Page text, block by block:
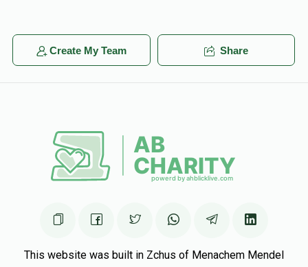
Create My Team Share
This website was built in Zchus of Menachem Mendel